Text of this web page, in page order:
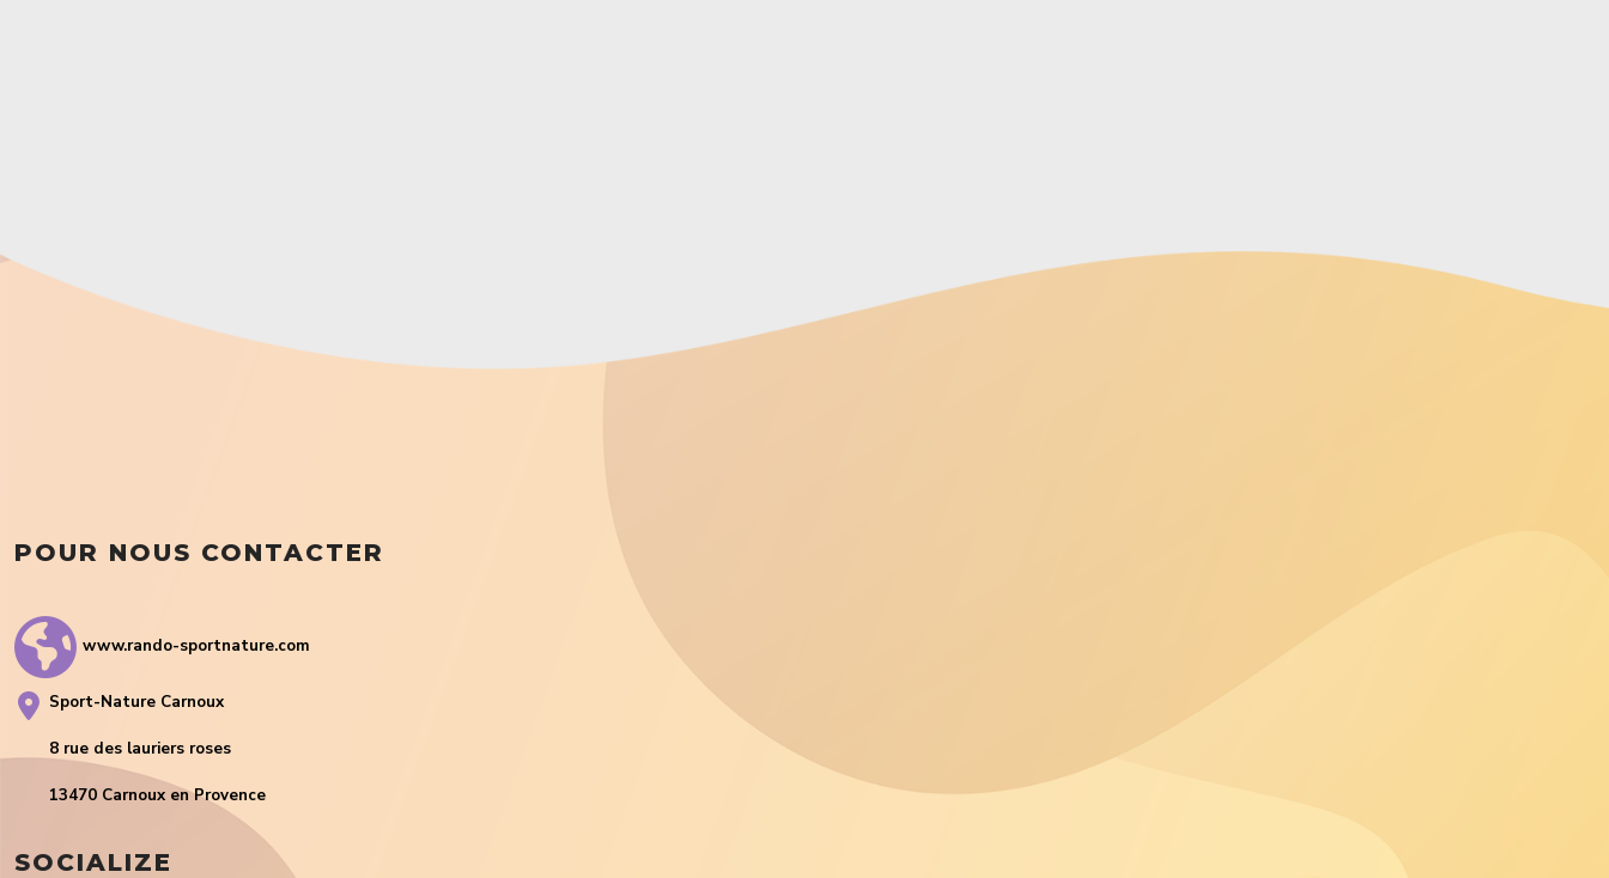
POUR NOUS CONTACTER
www.rando-sportnature.com
Sport-Nature Carnoux
8 rue des lauriers roses
13470 Carnoux en Provence
SOCIALIZE